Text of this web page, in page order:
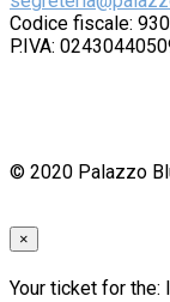
Codice fiscale:
P.IVA:
© 2020 Palazzo
×
Your ticket for the: